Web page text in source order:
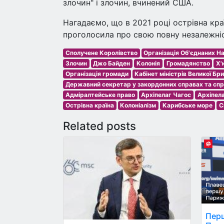
злочин" і злочин, вчинений США.
Нагадаємо, що в 2021 році острівна
проголосила про свою повну
Сполучене Королівство
Організація Об'єднаних
Злочин
Джо Байден Колонія Громадянство
Організація громади
Кабінет міністрів Великої
Державний секретар у закордонних справах та
Адміралтейське право
Архіпелаг Чагос
Острівна країна
Колоніалізм Карибське море
Related posts